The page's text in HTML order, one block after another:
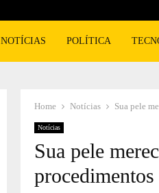
NOTÍCIAS POLÍTICA
Home Notícias Sua pele
Notícias
Sua pele